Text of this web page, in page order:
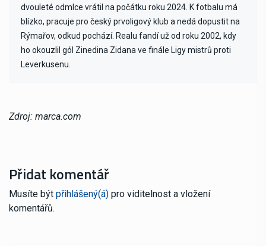
dvouleté odmlce vrátil na počátku roku 2024. K fotbalu má
blízko, pracuje pro český prvoligový klub a nedá dopustit na
Rýmařov, odkud pochází. Realu fandí už od roku 2002, kdy
ho okouzlil gól Zinedina Zidana ve finále Ligy mistrů proti
Leverkusenu.
Zdroj: marca.com
Přidat komentář
Musíte být přihlášený(á) pro viditelnost a vložení
komentářů.